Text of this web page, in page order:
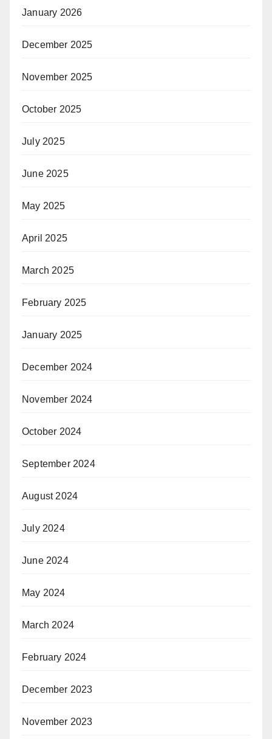
January 2026
December 2025
November 2025
October 2025
July 2025
June 2025
May 2025
April 2025
March 2025
February 2025
January 2025
December 2024
November 2024
October 2024
September 2024
August 2024
July 2024
June 2024
May 2024
March 2024
February 2024
December 2023
November 2023